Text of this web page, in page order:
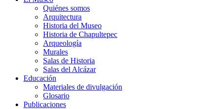
Quiénes somos
Arquitectura
Historia del Museo
Historia de Chapultepec
Arqueología
Murales
Salas de Historia
Salas del Alcázar
Educación
Materiales de divulgación
Glosario
Publicaciones